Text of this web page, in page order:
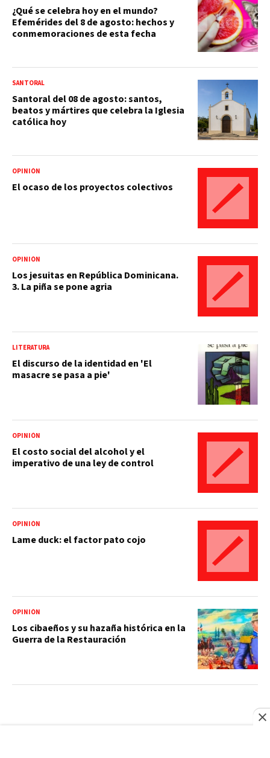
¿Qué se celebra hoy en el mundo?
Efemérides del 8 de agosto: hechos y
conmemoraciones de esta fecha
SANTORAL
Santoral del 08 de agosto: santos,
beatos y mártires que celebra la Iglesia
católica hoy
OPINIÓN
El ocaso de los proyectos colectivos
OPINIÓN
Los jesuitas en República Dominicana.
3. La piña se pone agria
LITERATURA
El discurso de la identidad en 'El
masacre se pasa a pie'
OPINIÓN
El costo social del alcohol y el
imperativo de una ley de control
OPINIÓN
Lame duck: el factor pato cojo
OPINIÓN
Los cibaeños y su hazaña histórica en la
Guerra de la Restauración